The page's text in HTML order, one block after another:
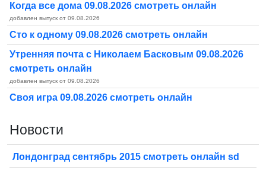
Когда все дома 09.08.2026 смотреть онлайн
добавлен выпуск от 09.08.2026
Сто к одному 09.08.2026 смотреть онлайн
Утренняя почта с Николаем Басковым 09.08.2026
смотреть онлайн
добавлен выпуск от 09.08.2026
Своя игра 09.08.2026 смотреть онлайн
Новости
Лондонград сентябрь 2015 смотреть онлайн sd